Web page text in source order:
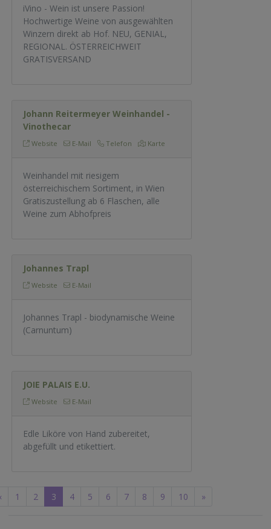
iVino - Wein ist unsere Passion!
Hochwertige Weine von ausgewählten
Winzern direkt ab Hof. NEU, GENIAL,
REGIONAL. ÖSTERREICHWEIT
GRATISVERSAND
Johann Reitermeyer Weinhandel -
Vinothecar
Website E-Mail Telefon Karte
Weinhandel mit riesigem
österreichischem Sortiment, in Wien
Gratiszustellung ab 6 Flaschen, alle
Weine zum Abhofpreis
Johannes Trapl
Website E-Mail
Johannes Trapl - biodynamische Weine
(Carnuntum)
JOIE PALAIS E.U.
Website E-Mail
Edle Liköre von Hand zubereitet,
abgefüllt und etikettiert.
1 2 3 4 5 6 7 8 9 10 »